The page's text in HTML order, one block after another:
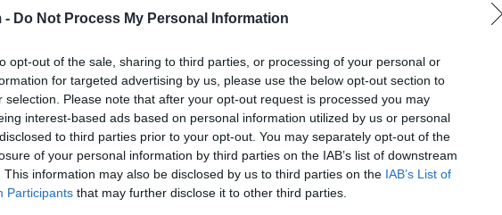
- Do Not Process My Personal Information
opt-out of the sale, sharing to third parties, or processing of your personal or
for targeted advertising by us, please use the below opt-out section to
selection. Please note that after your opt-out request is processed you may
interest-based ads based on personal information utilized by us or personal
to third parties prior to your opt-out. You may separately opt-out of the
of your personal information by third parties on the IAB’s list of downstream
This information may also be disclosed by us to third parties on the IAB’s List of
Participants that may further disclose it to other third parties.
zijn paraatheid verhoogd door KLM-
beslissing is een reactie op de toenemende
druk zetten. De luchtvaartmaatschappij
te kunnen opereren, wat getuigt van